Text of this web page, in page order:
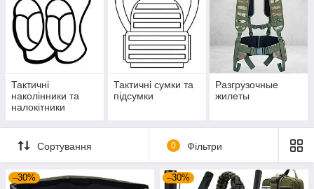
Тактичні
наколінники та
налокітники
Тактичні сумки та
підсумки
Разгрузочные
жилеты
Сортування 0 Фільтри
–30% –30%